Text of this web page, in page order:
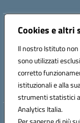
Cookies e altri
Il nostro Istituto
sono utilizzati
corretto
istituzionali e alla
strumenti statistici
Analytics Italia.
Indirizzo:Via Vaccari n.5
Posta elettronica
Codice fiscale:
Codice meccanografico: